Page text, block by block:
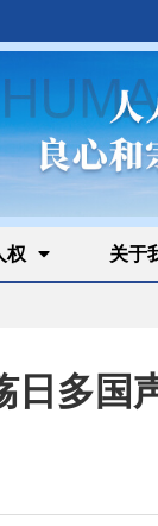
权 关于
多国